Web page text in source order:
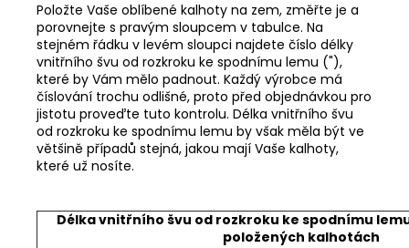
Položte Vaše oblíbené kalhoty na zem, změřte je a
porovnejte s pravým sloupcem v tabulce. Na
stejném řádku v levém sloupci najdete číslo délky
vnitřního švu od rozkroku ke spodnímu lemu ("),
které by Vám mělo padnout. Každý výrobce má
číslování trochu odlišné, proto před objednávkou pro
jistotu proveďte tuto kontrolu. Délka vnitřního švu
od rozkroku ke spodnímu lemu by však měla být ve
většině případů stejná, jakou mají Vaše kalhoty,
které už nosíte.
Délka vnitřního švu od rozkroku ke spodnímu
položených kalhotách